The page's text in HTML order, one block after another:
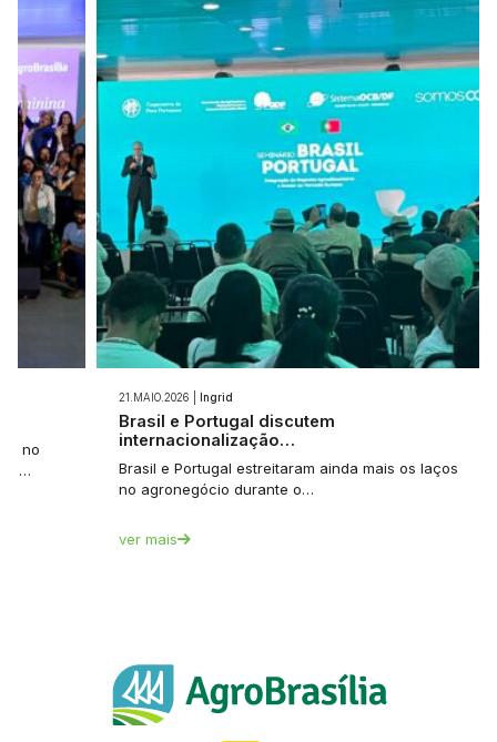
no
21.MAIO.2026 | Ingrid
Brasil e Portugal discutem
internacionalização…
Brasil e Portugal estreitaram ainda mais os laços
no agronegócio durante o…
ver mais